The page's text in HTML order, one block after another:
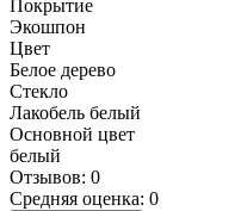
Покрытие
Экошпон
Цвет
Белое дерево
Стекло
Лакобель белый
Основной цвет
белый
Отзывов: 0
Средняя оценка: 0